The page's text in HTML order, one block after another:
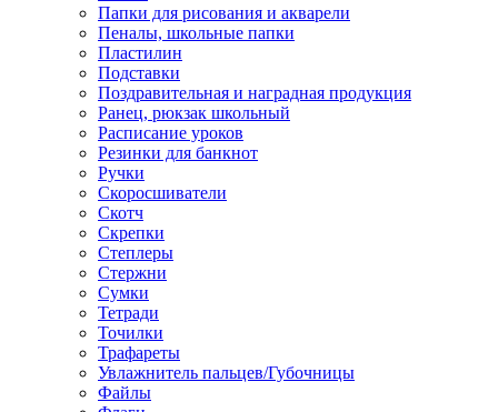
Папки для рисования и акварели
Пеналы, школьные папки
Пластилин
Подставки
Поздравительная и наградная продукция
Ранец, рюкзак школьный
Расписание уроков
Резинки для банкнот
Ручки
Скоросшиватели
Скотч
Скрепки
Степлеры
Стержни
Сумки
Тетради
Точилки
Трафареты
Увлажнитель пальцев/Губочницы
Файлы